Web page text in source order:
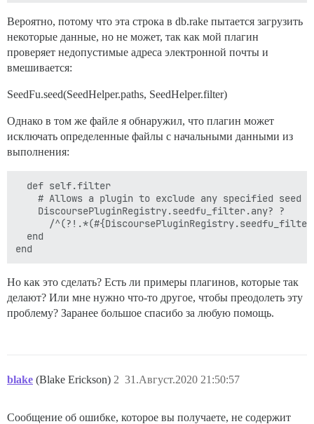
Вероятно, потому что эта строка в db.rake пытается загрузить
некоторые данные, но не может, так как мой плагин
проверяет недопустимые адреса электронной почты и
вмешивается:
SeedFu.seed(SeedHelper.paths, SeedHelper.filter)
Однако в том же файле я обнаружил, что плагин может
исключать определенные файлы с начальными данными из
выполнения:
  def self.filter
# Allows a plugin to exclude any specified seed
    DiscoursePluginRegistry.seedfu_filter.any? ?
/
  end
Но как это сделать? Есть ли примеры плагинов, которые так
делают? Или мне нужно что-то другое, чтобы преодолеть эту
проблему? Заранее большое спасибо за любую помощь.
blake (Blake Erickson) 31.Август.2020 21:50:57
2
Сообщение об ошибке, которое вы получаете, не содержит